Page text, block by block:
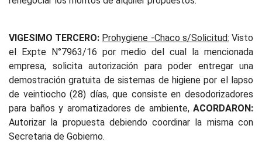
VIGESIMO TERCERO: Prohygiene -Chaco s/Solicitud: Visto
el Expte N°7963/16 por medio del cual la mencionada
empresa, solicita autorización para poder entregar una
demostración gratuita de sistemas de higiene por el lapso
de veintiocho (28) días, que consiste en desodorizadores
para baños y aromatizadores de ambiente, ACORDARON:
Autorizar la propuesta debiendo coordinar la misma con
Secretaria de Gobierno.